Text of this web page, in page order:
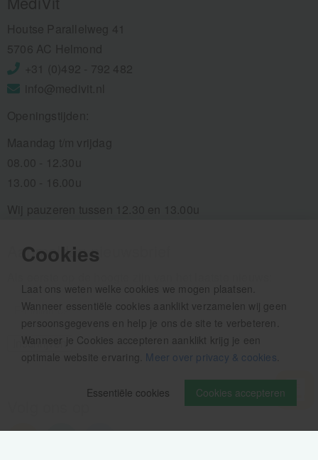
Cookies
Laat ons weten welke cookies we mogen plaatsen.
Wanneer essentiële cookies aanklikt verzamelen wij geen
persoonsgegevens en help je ons de site te verbeteren.
Wanneer je Cookies accepteren aanklikt krijg je een
optimale website ervaring. Meer over privacy & cookies
Cookies accepteren
Essentiële cookies
Aanmelden nieuwsbrief